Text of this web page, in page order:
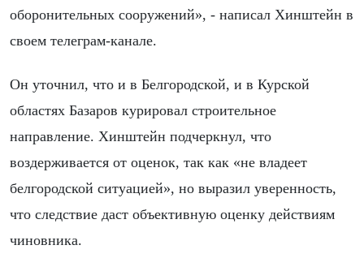
оборонительных сооружений», - написал Хинштейн в
своем телеграм-канале.
Он уточнил, что и в Белгородской, и в Курской
областях Базаров курировал строительное
направление. Хинштейн подчеркнул, что
воздерживается от оценок, так как «не владеет
белгородской ситуацией», но выразил уверенность,
что следствие даст объективную оценку действиям
чиновника.